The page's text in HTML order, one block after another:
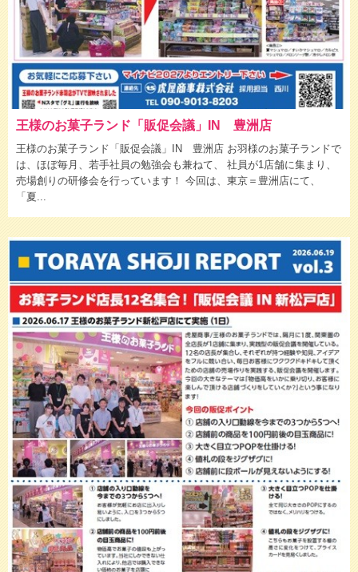
王様のお菓子ランド「販促会議」IN 豊洲店
王様のお菓子ランド「販促会議」IN 豊洲店 お羽様のお菓子ランドで
は、ほぼ毎月、若手社員の勉強会も兼ねて、 社員が1店舗に集まり、
売場創りの研修会を行っています！ 今回は、東京＝豊洲店にて、
「夏...